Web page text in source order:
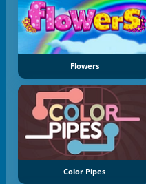
Flowers
Color Pipes